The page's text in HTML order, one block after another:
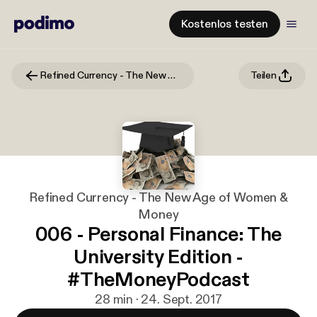
Kostenlos testen
Refined Currency - The New Age of Women & Money Teilen
Refined Currency - The New Age of Women &
Money
006 - Personal Finance: The
University Edition -
#TheMoneyPodcast
28 min · 24. Sept. 2017